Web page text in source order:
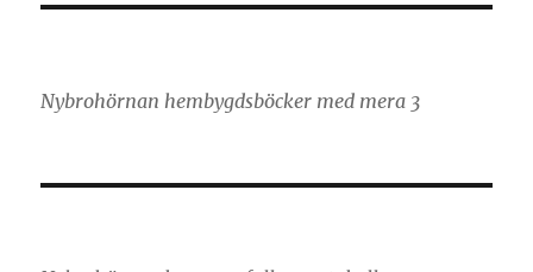
Nybrohörnan hembygdsböcker med mera 3